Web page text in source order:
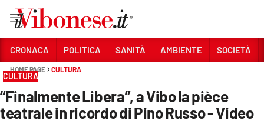
Sezioni
CRONACA
POLITICA
CRONACA POLITICA SANITÀ AMBIENTE SOCIETÀ
HOME PAGE CULTURA
CULTURA
“Finalmente Libera”, a Vibo la pièce
teatrale in ricordo di Pino Russo - Video